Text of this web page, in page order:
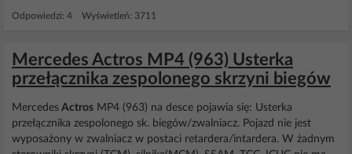
Odpowiedzi: 4 Wyświetleń: 3711
Mercedes Actros MP4 (963) Usterka
przełącznika zespolonego skrzyni biegów
Mercedes Actros MP4 (963) na desce pojawia się: Usterka
przełącznika zespolonego sk. biegów/zwalniacz. Pojazd nie jest
wyposażony w zwalniacz w postaci retardera/intardera. W żadnym